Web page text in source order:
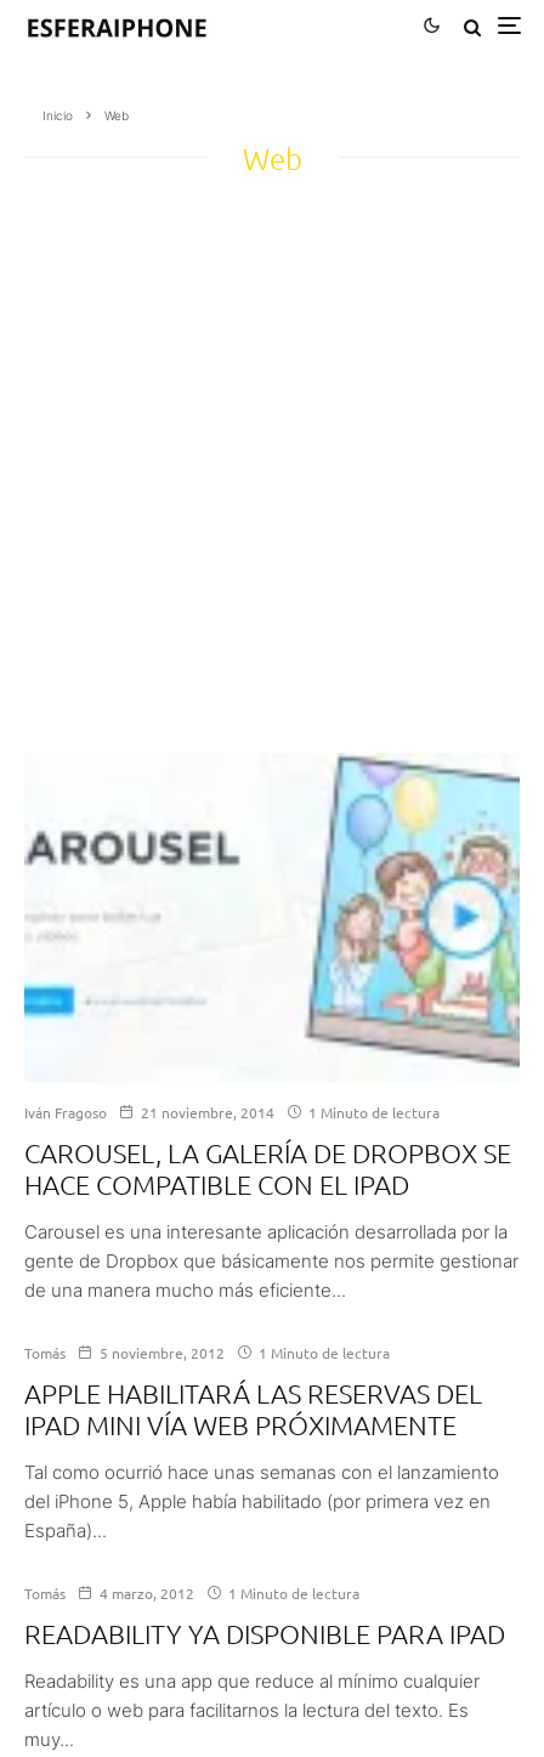
Inicio Web
Web
Iván Fragoso 21 noviembre, 2014 1 Minuto de lectura
CAROUSEL, LA GALERÍA DE DROPBOX SE
HACE COMPATIBLE CON EL IPAD
Carousel es una interesante aplicación desarrollada por la
gente de Dropbox que básicamente nos permite gestionar
de una manera mucho más eficiente...
Tomás 5 noviembre, 2012 1 Minuto de lectura
APPLE HABILITARÁ LAS RESERVAS DEL
IPAD MINI VÍA WEB PRÓXIMAMENTE
Tal como ocurrió hace unas semanas con el lanzamiento
del iPhone 5, Apple había habilitado (por primera vez en
España)...
Tomás 4 marzo, 2012 1 Minuto de lectura
READABILITY YA DISPONIBLE PARA IPAD
Readability es una app que reduce al mínimo cualquier
artículo o web para facilitarnos la lectura del texto. Es
muy...